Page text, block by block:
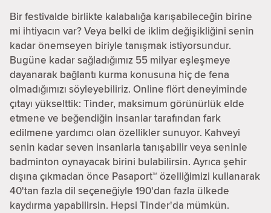
Bir festivalde birlikte kalabalığa karışabileceğin birine
mi ihtiyacın var? Veya belki de iklim değişikliğini senin
kadar önemseyen biriyle tanışmak istiyorsundur.
Bugüne kadar sağladığımız 55 milyar eşleşmeye
dayanarak bağlantı kurma konusuna hiç de fena
olmadığımızı söyleyebiliriz. Online flört deneyiminde
çıtayı yükselttik: Tinder, maksimum görünürlük elde
etmene ve beğendiğin insanlar tarafından fark
edilmene yardımcı olan özellikler sunuyor. Kahveyi
senin kadar seven insanlarla tanışabilir veya seninle
badminton oynayacak birini bulabilirsin. Ayrıca şehir
dışına çıkmadan önce Pasaport™ özelliğimizi kullanarak
40'tan fazla dil seçeneğiyle 190'dan fazla ülkede
kaydırma yapabilirsin. Hepsi Tinder'da mümkün.